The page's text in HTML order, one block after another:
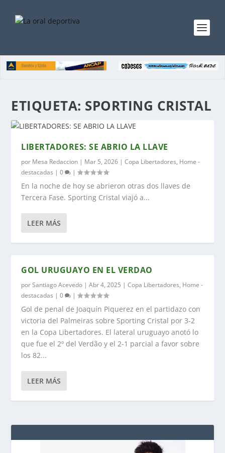
ETIQUETA: SPORTING CRISTAL
LIBERTADORES: SE ABRIO LA LLAVE
por Mesa Redaccion | Mar 5, 2026 |Copa Libertadores, Home -
destacadas |0 |
En la noche de hoy se abrieron otras dos llaves de
Tercera Fase. Sporting Cristal viajó a...
LEER MÁS
GOL URUGUAYO EN EL VERDAO
porSantiago Acevedo |Abr 4, 2025 |Copa Libertadores, Home -
destacadas |0 |
Gol de penal de Joaquín Piquerez en el partidazo con
victoria del Palmeiras sobre Sporting Cristal por 3-2
en la Copa Libertadores. El lateral uruguayo anotó lo
que fue el 2º del Verdão y el 2-1 parcial a favor sobre
los 82...
LEER MÁS